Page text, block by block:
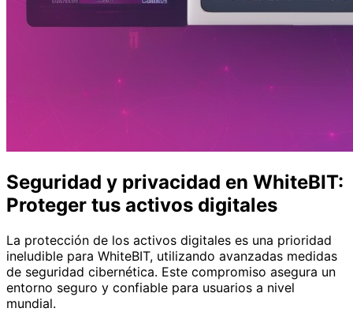
Seguridad y privacidad en WhiteBIT:
Proteger tus activos digitales
La protección de los activos digitales es una prioridad
ineludible para WhiteBIT, utilizando avanzadas medidas
de seguridad cibernética. Este compromiso asegura un
entorno seguro y confiable para usuarios a nivel
mundial.